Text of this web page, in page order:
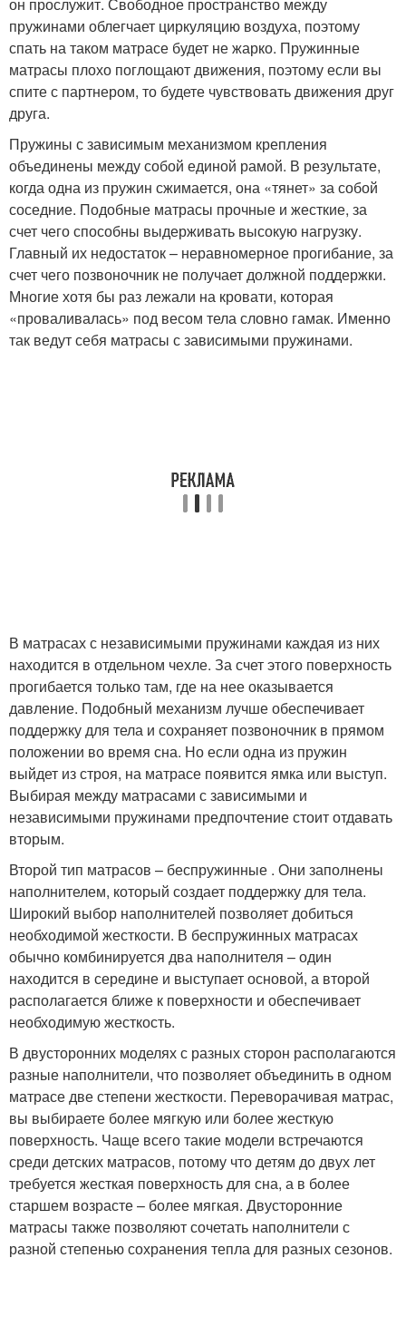
пружинами облегчает циркуляцию воздуха, поэтому
спать на таком матрасе будет не жарко. Пружинные
матрасы плохо поглощают движения, поэтому если вы
спите с партнером, то будете чувствовать движения друг
друга.
Пружины с зависимым механизмом крепления
объединены между собой единой рамой. В результате,
когда одна из пружин сжимается, она «тянет» за собой
соседние. Подобные матрасы прочные и жесткие, за
счет чего способны выдерживать высокую нагрузку.
Главный их недостаток – неравномерное прогибание, за
счет чего позвоночник не получает должной поддержки.
Многие хотя бы раз лежали на кровати, которая
«проваливалась» под весом тела словно гамак. Именно
так ведут себя матрасы с зависимыми пружинами.
В матрасах с независимыми пружинами каждая из них
находится в отдельном чехле. За счет этого поверхность
прогибается только там, где на нее оказывается
давление. Подобный механизм лучше обеспечивает
поддержку для тела и сохраняет позвоночник в прямом
положении во время сна. Но если одна из пружин
выйдет из строя, на матрасе появится ямка или выступ.
Выбирая между матрасами с зависимыми и
независимыми пружинами предпочтение стоит отдавать
вторым.
Второй тип матрасов – беспружинные . Они заполнены
наполнителем, который создает поддержку для тела.
Широкий выбор наполнителей позволяет добиться
необходимой жесткости. В беспружинных матрасах
обычно комбинируется два наполнителя – один
находится в середине и выступает основой, а второй
располагается ближе к поверхности и обеспечивает
необходимую жесткость.
В двусторонних моделях с разных сторон располагаются
разные наполнители, что позволяет объединить в одном
матрасе две степени жесткости. Переворачивая матрас,
вы выбираете более мягкую или более жесткую
поверхность. Чаще всего такие модели встречаются
среди детских матрасов, потому что детям до двух лет
требуется жесткая поверхность для сна, а в более
старшем возрасте – более мягкая. Двусторонние
матрасы также позволяют сочетать наполнители с
разной степенью сохранения тепла для разных сезонов.